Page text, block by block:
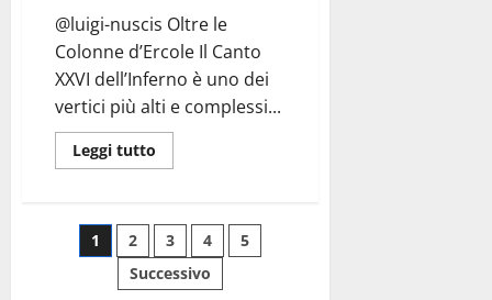
@luigi-nuscis Oltre le
Colonne d’Ercole Il Canto
XXVI dell’Inferno è uno dei
vertici più alti e complessi...
Leggi tutto
di
Canto
XXVI:
Folle
Volo
(Non
Paginazione
1 2 3 4
5
Successivo